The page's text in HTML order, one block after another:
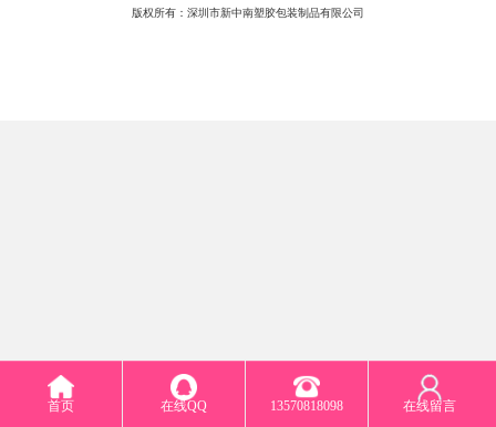
版权所有：深圳市新中南塑胶包装制品有限公司
首页 在线QQ 13570818098 在线留言